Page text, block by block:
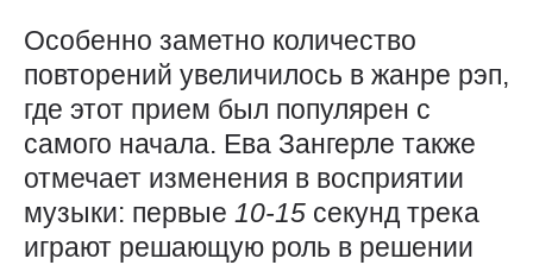
Особенно заметно количество
повторений увеличилось в жанре рэп,
где этот прием был популярен с
самого начала. Ева Зангерле также
отмечает изменения в восприятии
музыки: первые 10-15 секунд трека
играют решающую роль в решении